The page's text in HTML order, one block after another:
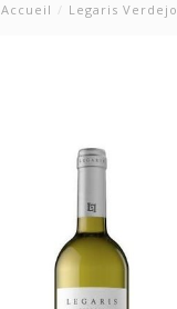
Accueil / Legaris Verdejo